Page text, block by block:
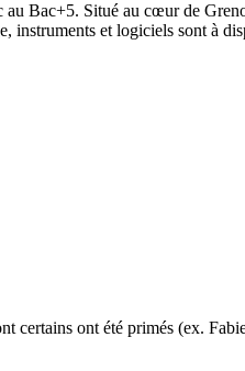
au Bac+5. Situé au cœur de
instruments et logiciels sont à
certains ont été primés (ex.